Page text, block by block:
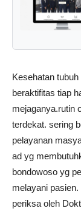
Kesehatan
beraktifitas tiap
mejaganya.rutin
terdekat. sering
pelayanan
ad yg
bondowoso yg
melayani
periksa oleh